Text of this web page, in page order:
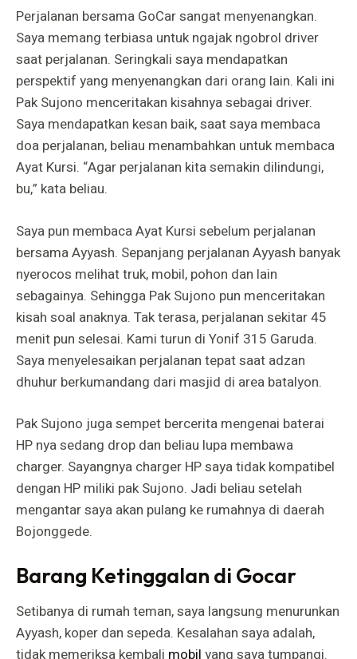
Perjalanan bersama GoCar sangat menyenangkan.
Saya memang terbiasa untuk ngajak ngobrol driver
saat perjalanan. Seringkali saya mendapatkan
perspektif yang menyenangkan dari orang lain. Kali ini
Pak Sujono menceritakan kisahnya sebagai driver.
Saya mendapatkan kesan baik, saat saya membaca
doa perjalanan, beliau menambahkan untuk membaca
Ayat Kursi. “Agar perjalanan kita semakin dilindungi,
bu,” kata beliau.
Saya pun membaca Ayat Kursi sebelum perjalanan
bersama Ayyash. Sepanjang perjalanan Ayyash banyak
nyerocos melihat truk, mobil, pohon dan lain
sebagainya. Sehingga Pak Sujono pun menceritakan
kisah soal anaknya. Tak terasa, perjalanan sekitar 45
menit pun selesai. Kami turun di Yonif 315 Garuda.
Saya menyelesaikan perjalanan tepat saat adzan
dhuhur berkumandang dari masjid di area batalyon.
Pak Sujono juga sempet bercerita mengenai baterai
HP nya sedang drop dan beliau lupa membawa
charger. Sayangnya charger HP saya tidak kompatibel
dengan HP miliki pak Sujono. Jadi beliau setelah
mengantar saya akan pulang ke rumahnya di daerah
Bojonggede.
Barang Ketinggalan di Gocar
Setibanya di rumah teman, saya langsung menurunkan
Ayyash, koper dan sepeda. Kesalahan saya adalah,
tidak memeriksa kembali mobil yang saya tumpangi.